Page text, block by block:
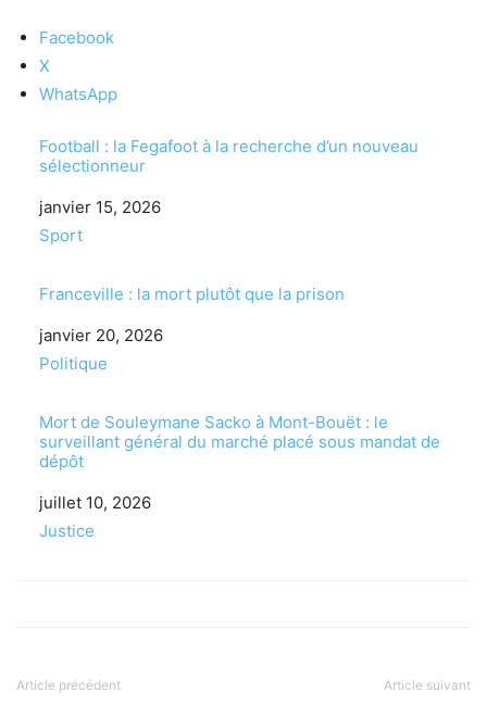
Facebook
X
WhatsApp
Football : la Fegafoot à la recherche d’un nouveau
sélectionneur
Date
janvier 15, 2026
Par rapport à
Sport
Franceville : la mort plutôt que la prison
Date
janvier 20, 2026
Par rapport à
Politique
Mort de Souleymane Sacko à Mont-Bouët : le
surveillant général du marché placé sous mandat de
dépôt
Date
juillet 10, 2026
Par rapport à
Justice
Article précédent Article suivant